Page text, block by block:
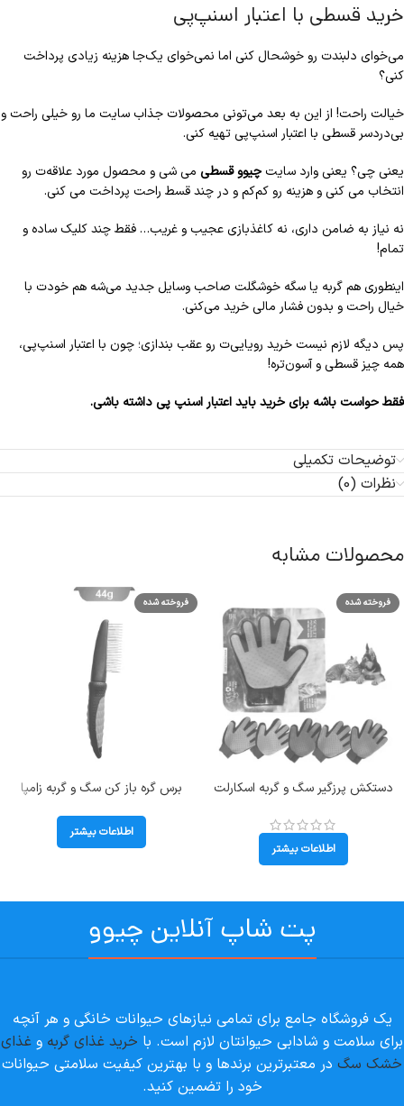
خرید قسطی با اعتبار اسنپ‌پی
می‌خوای دلبندت رو خوشحال کنی اما نمی‌خوای یک‌جا هزینه زیادی پرداخت
کنی؟
خیالت راحت! از این به بعد می‌تونی محصولات جذاب سایت ما رو خیلی راحت و
بی‌دردسر قسطی با اعتبار اسنپ‌پی تهیه کنی.
یعنی چی؟ یعنی وارد سایت چیوو قسطی می شی و محصول مورد علاقه‌ت رو
انتخاب می کنی و هزینه رو کم‌کم و در چند قسط راحت پرداخت می کنی.
نه نیاز به ضامن داری، نه کاغذبازی عجیب و غریب… فقط چند کلیک ساده و
تمام!
اینطوری هم گربه یا سگه خوشگلت صاحب وسایل جدید می‌شه هم خودت با
خیال راحت و بدون فشار مالی خرید می‌کنی.
پس دیگه لازم نیست خرید رویایی‌ت رو عقب بندازی؛ چون با اعتبار اسنپ‌پی،
همه چیز قسطی و آسون‌تره!
فقط حواست باشه برای خرید باید اعتبار اسنپ پی داشته باشی.
توضیحات تکمیلی
نظرات (0)
محصولات مشابه
فروخته شده
دستکش پرزگیر سگ و گربه اسکارلت
اطلاعات بیشتر
فروخته شده
برس گره باز کن سگ و گربه زامپا
اطلاعات بیشتر
پت شاپ آنلاین چیوو
یک فروشگاه جامع برای تمامی نیازهای حیوانات خانگی و هر آنچه
برای سلامت و شادابی حیوانتان لازم است. با خرید غذای گربه و غذای
خشک سگ در معتبرترین برندها و با بهترین کیفیت سلامتی حیوانات
خود را تضمین کنید.